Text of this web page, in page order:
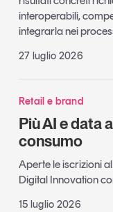
interoperabili,
integrarla nei
27 luglio 2026
Retail e brand
Più AI e data
consumo
Aperte le iscrizioni
Digital Innovation
15 luglio 2026